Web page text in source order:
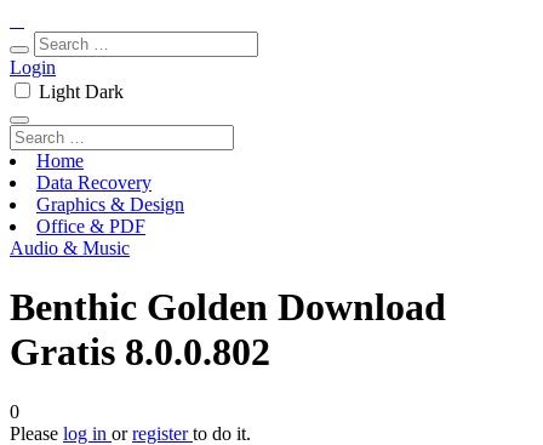
Login
Light Dark
Home
Data Recovery
Graphics & Design
Office & PDF
Audio & Music
Benthic Golden Download
Gratis 8.0.0.802
0
Please log in orregisterto do it.